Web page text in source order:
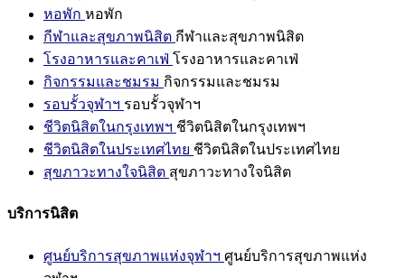
หอพัก หอพัก
กีฬาและสุขภาพนิสิต กีฬาและสุขภาพนิสิต
โรงอาหารและคาเฟ่ โรงอาหารและคาเฟ่
กิจกรรมและชมรม กิจกรรมและชมรม
รอบรั้วจุฬาฯ รอบรั้วจุฬาฯ
ชีวิตนิสิตในกรุงเทพฯ ชีวิตนิสิตในกรุงเทพฯ
ชีวิตนิสิตในประเทศไทย ชีวิตนิสิตในประเทศไทย
สุขภาวะทางใจนิสิต สุขภาวะทางใจนิสิต
บริการนิสิต
ศูนย์บริการสุขภาพแห่งจุฬาฯ ศูนย์บริการสุขภาพแห่ง